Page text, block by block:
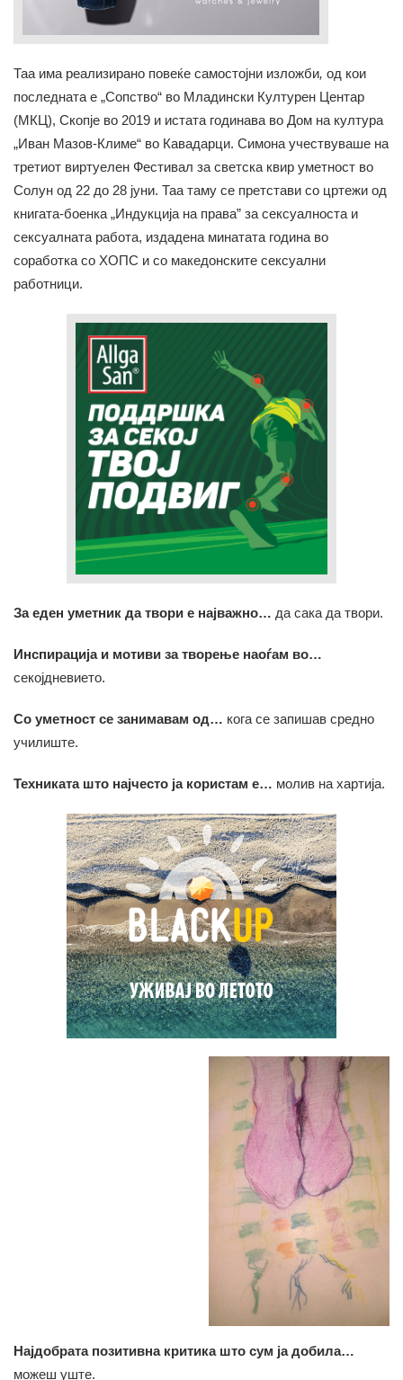
Таа има реализирано повеќе самостојни изложби, од кои
последната е „Сопство“ во Младински Културен Центар
(МКЦ), Скопје во 2019 и истата годинава во Дом на култура
„Иван Мазов-Климе“ во Кавадарци. Симона учествуваше на
третиот виртуелен Фестивал за светска квир уметност во
Солун од 22 до 28 јуни. Таа таму се претстави со цртежи од
книгата-боенка „Индукција на права” за сексуалноста и
сексуалната работа, издадена минатата година во
соработка со ХОПС и со македонските сексуални
работници.
За еден уметник да твори е најважно… да сака да твори.
Инспирација и мотиви за творење наоѓам во…
секојдневието.
Со уметност се занимавам од… кога се запишав средно
училиште.
Техниката што најчесто ја користам е… молив на хартија.
Најдобрата позитивна критика што сум ја добила…
можеш уште.